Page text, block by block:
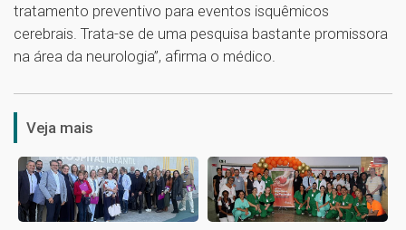
tratamento preventivo para eventos isquêmicos
cerebrais. Trata-se de uma pesquisa bastante promissora
na área da neurologia”, afirma o médico.
1
Veja mais